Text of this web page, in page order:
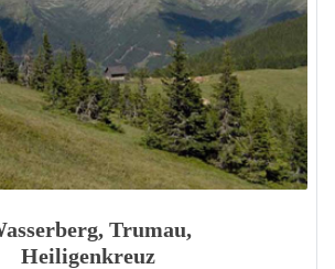
Trumau,
Heiligenkreuz